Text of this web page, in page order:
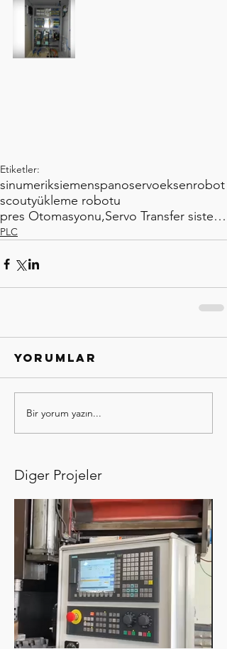
Etiketler:
sinumeriksiemenspanoservoeksenrobot
scoutyükleme robotu
pres Otomasyonu,Servo Transfer sistemi, siemens ,s
PLC
Yorumlar
Bir yorum yazın...
Diger Projeler